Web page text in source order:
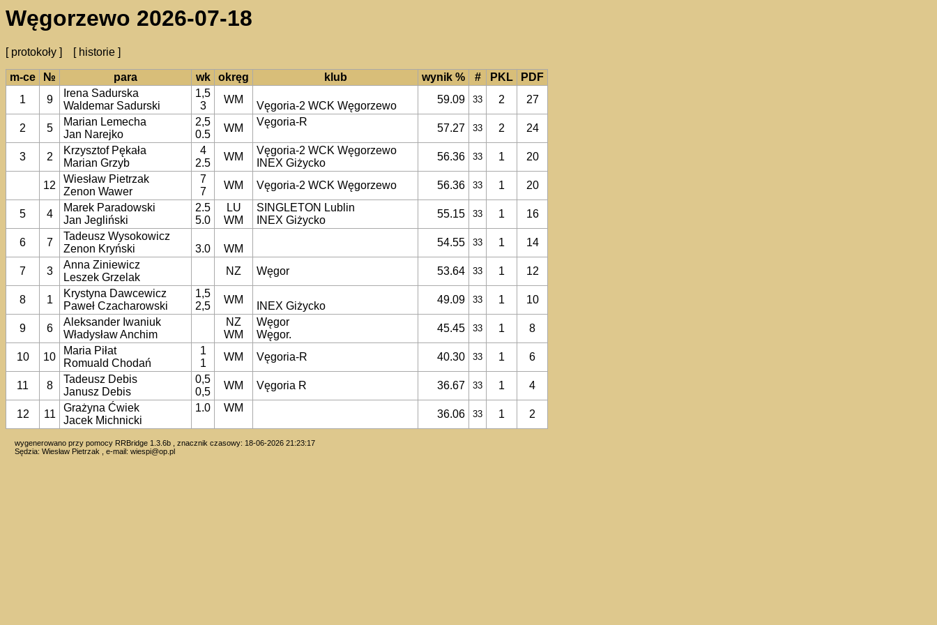
Węgorzewo 2026-07-18
[ protokoły ] [ historie ]
m-ce № para wk okręg klub wynik % # PKL
PDF
1
9
Irena Sadurska 1,5
WM 59.09 33 2 27
Waldemar Sadurski 3
Vęgoria-2 WCK Węgorzewo
2
5
Marian Lemecha 2,5
WM
Vęgoria-R
57.27 33 2 24
Jan Narejko
0.5
3
2
Krzysztof Pękała 4
WM
Vęgoria-2 WCK Węgorzewo
56.36 33 1 20
Marian Grzyb 2.5
INEX Giżycko
12
Wiesław Pietrzak 7
WM Vęgoria-2 WCK Węgorzewo 56.36 33 1 20
Zenon Wawer
7
5
4
Marek Paradowski 2.5 LU SINGLETON Lublin
55.15 33 1 16
Jan Jegliński 5.0 WM
INEX Giżycko
6
7
Tadeusz Wysokowicz
54.55 33 1 14
Zenon Kryński 3.0
WM
7
3
Anna Ziniewicz
NZ Węgor 53.64 33 1 12
Leszek Grzelak
8
1
Krystyna Dawcewicz 1,5
WM 49.09 33 1 10
Paweł Czacharowski 2,5
INEX Giżycko
9
6
Aleksander Iwaniuk NZ Węgor
45.45 33 1 8
Władysław Anchim WM
Węgor.
10
10
Maria Piłat 1
WM Vęgoria-R 40.30 33 1 6
Romuald Chodań
1
11
8
Tadeusz Debis 0,5
WM Vęgoria R 36.67 33 1 4
Janusz Debis
0,5
12
11
Grażyna Ćwiek 1.0 WM
36.06 33 1 2
Jacek Michnicki
wygenerowano przy pomocy RRBridge 1.3.6b , znacznik czasowy: 18-06-2026 21:23:17
Sędzia: Wiesław Pietrzak , e-mail:wiespi@op.pl